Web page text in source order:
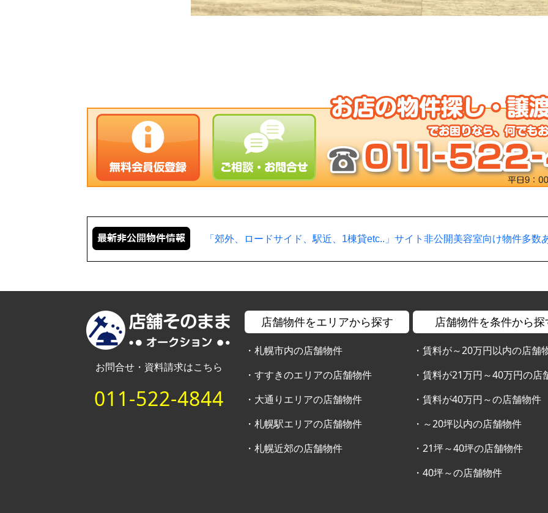
「郊外、ロードサイド、駅近、1棟貸etc..」サイト非公開美容室向け物件多
お問合せ・資料請求はこちら
011-522-4844
店舗物件をエリアから探す
・札幌市内の店舗物件
・すすきのエリアの店舗物件
・ 大通りエリアの店舗物件
・札幌駅エリアの店舗物件
・札幌近郊の店舗物件
店舗物件を条件から探
・賃料が～20万円以内の店舗
・賃料が21万円～40万円の店
・賃料が40万円～の店舗物件
・ ～20坪以内の店舗物件
・21坪～40坪の店舗物件
・40坪～の店舗物件